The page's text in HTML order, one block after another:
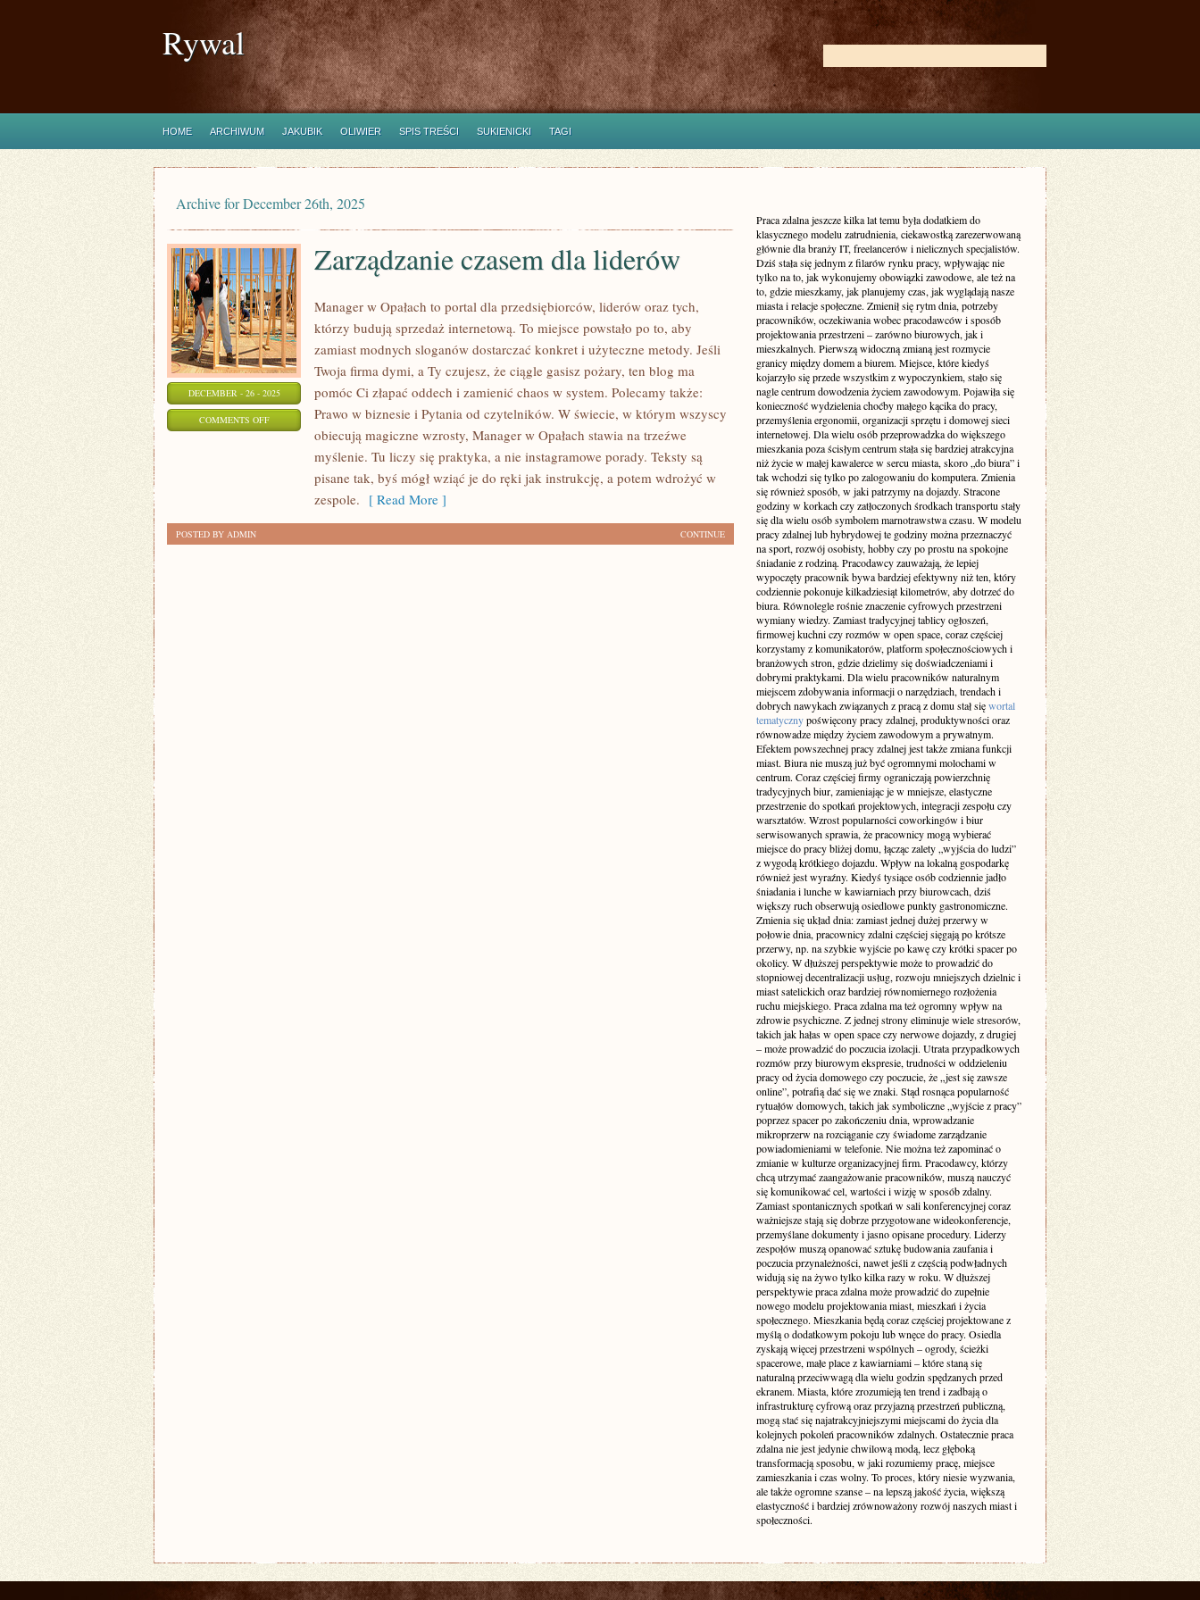
Rywal
HOME ARCHIWUM JAKUBIK OLIWIER SPIS TREŚCI SUKIENICKI TAGI
Archive for December 26th, 2025
DECEMBER - 26 - 2025
COMMENTS OFFON
ZARZĄDZANIE
Zarządzanie czasem dla liderów
Manager w Opałach to portal dla przedsiębiorców, liderów oraz tych,
którzy budują sprzedaż internetową. To miejsce powstało po to, aby
zamiast modnych sloganów dostarczać konkret i użyteczne metody. Jeśli
Twoja firma dymi, a Ty czujesz, że ciągle gasisz pożary, ten blog ma
pomóc Ci złapać oddech i zamienić chaos w system. Polecamy także:
Prawo w biznesie i Pytania od czytelników. W świecie, w którym wszyscy
obiecują magiczne wzrosty, Manager w Opałach stawia na trzeźwe
myślenie. Tu liczy się praktyka, a nie instagramowe porady. Teksty są
pisane tak, byś mógł wziąć je do ręki jak instrukcję, a potem wdrożyć w
zespole. [ Read More ]
CONTINUE
POSTED BY ADMIN
Praca zdalna jeszcze kilka lat temu była dodatkiem do
klasycznego modelu zatrudnienia, ciekawostką zarezerwowaną
głównie dla branży IT, freelancerów i nielicznych specjalistów.
Dziś stała się jednym z filarów rynku pracy, wpływając nie
tylko na to, jak wykonujemy obowiązki zawodowe, ale też na
to, gdzie mieszkamy, jak planujemy czas, jak wyglądają nasze
miasta i relacje społeczne. Zmienił się rytm dnia, potrzeby
pracowników, oczekiwania wobec pracodawców i sposób
projektowania przestrzeni – zarówno biurowych, jak i
mieszkalnych. Pierwszą widoczną zmianą jest rozmycie
granicy między domem a biurem. Miejsce, które kiedyś
kojarzyło się przede wszystkim z wypoczynkiem, stało się
nagle centrum dowodzenia życiem zawodowym. Pojawiła się
konieczność wydzielenia choćby małego kącika do pracy,
przemyślenia ergonomii, organizacji sprzętu i domowej sieci
internetowej. Dla wielu osób przeprowadzka do większego
mieszkania poza ścisłym centrum stała się bardziej atrakcyjna
niż życie w małej kawalerce w sercu miasta, skoro „do biura” i
tak wchodzi się tylko po zalogowaniu do komputera. Zmienia
się również sposób, w jaki patrzymy na dojazdy. Stracone
godziny w korkach czy zatłoczonych środkach transportu stały
się dla wielu osób symbolem marnotrawstwa czasu. W modelu
pracy zdalnej lub hybrydowej te godziny można przeznaczyć
na sport, rozwój osobisty, hobby czy po prostu na spokojne
śniadanie z rodziną. Pracodawcy zauważają, że lepiej
wypoczęty pracownik bywa bardziej efektywny niż ten, który
codziennie pokonuje kilkadziesiąt kilometrów, aby dotrzeć do
biura. Równolegle rośnie znaczenie cyfrowych przestrzeni
wymiany wiedzy. Zamiast tradycyjnej tablicy ogłoszeń,
firmowej kuchni czy rozmów w open space, coraz częściej
korzystamy z komunikatorów, platform społecznościowych i
branżowych stron, gdzie dzielimy się doświadczeniami i
dobrymi praktykami. Dla wielu pracowników naturalnym
miejscem zdobywania informacji o narzędziach, trendach i
dobrych nawykach związanych z pracą z domu stał sięwortal
tematycznypoświęcony pracy zdalnej, produktywności oraz
równowadze między życiem zawodowym a prywatnym.
Efektem powszechnej pracy zdalnej jest także zmiana funkcji
miast. Biura nie muszą już być ogromnymi molochami w
centrum. Coraz częściej firmy ograniczają powierzchnię
tradycyjnych biur, zamieniając je w mniejsze, elastyczne
przestrzenie do spotkań projektowych, integracji zespołu czy
warsztatów. Wzrost popularności coworkingów i biur
serwisowanych sprawia, że pracownicy mogą wybierać
miejsce do pracy bliżej domu, łącząc zalety „wyjścia do ludzi”
z wygodą krótkiego dojazdu. Wpływ na lokalną gospodarkę
również jest wyraźny. Kiedyś tysiące osób codziennie jadło
śniadania i lunche w kawiarniach przy biurowcach, dziś
większy ruch obserwują osiedlowe punkty gastronomiczne.
Zmienia się układ dnia: zamiast jednej dużej przerwy w
połowie dnia, pracownicy zdalni częściej sięgają po krótsze
przerwy, np. na szybkie wyjście po kawę czy krótki spacer po
okolicy. W dłuższej perspektywie może to prowadzić do
stopniowej decentralizacji usług, rozwoju mniejszych dzielnic i
miast satelickich oraz bardziej równomiernego rozłożenia
ruchu miejskiego. Praca zdalna ma też ogromny wpływ na
zdrowie psychiczne. Z jednej strony eliminuje wiele stresorów,
takich jak hałas w open space czy nerwowe dojazdy, z drugiej
– może prowadzić do poczucia izolacji. Utrata przypadkowych
rozmów przy biurowym ekspresie, trudności w oddzieleniu
pracy od życia domowego czy poczucie, że „jest się zawsze
online”, potrafią dać się we znaki. Stąd rosnąca popularność
rytuałów domowych, takich jak symboliczne „wyjście z pracy”
poprzez spacer po zakończeniu dnia, wprowadzanie
mikroprzerw na rozciąganie czy świadome zarządzanie
powiadomieniami w telefonie. Nie można też zapominać o
zmianie w kulturze organizacyjnej firm. Pracodawcy, którzy
chcą utrzymać zaangażowanie pracowników, muszą nauczyć
się komunikować cel, wartości i wizję w sposób zdalny.
Zamiast spontanicznych spotkań w sali konferencyjnej coraz
ważniejsze stają się dobrze przygotowane wideokonferencje,
przemyślane dokumenty i jasno opisane procedury. Liderzy
zespołów muszą opanować sztukę budowania zaufania i
poczucia przynależności, nawet jeśli z częścią podwładnych
widują się na żywo tylko kilka razy w roku. W dłuższej
perspektywie praca zdalna może prowadzić do zupełnie
nowego modelu projektowania miast, mieszkań i życia
społecznego. Mieszkania będą coraz częściej projektowane z
myślą o dodatkowym pokoju lub wnęce do pracy. Osiedla
zyskają więcej przestrzeni wspólnych – ogrody, ścieżki
spacerowe, małe place z kawiarniami – które staną się
naturalną przeciwwagą dla wielu godzin spędzanych przed
ekranem. Miasta, które zrozumieją ten trend i zadbają o
infrastrukturę cyfrową oraz przyjazną przestrzeń publiczną,
mogą stać się najatrakcyjniejszymi miejscami do życia dla
kolejnych pokoleń pracowników zdalnych. Ostatecznie praca
zdalna nie jest jedynie chwilową modą, lecz głęboką
transformacją sposobu, w jaki rozumiemy pracę, miejsce
zamieszkania i czas wolny. To proces, który niesie wyzwania,
ale także ogromne szanse – na lepszą jakość życia, większą
elastyczność i bardziej zrównoważony rozwój naszych miast i
społeczności.